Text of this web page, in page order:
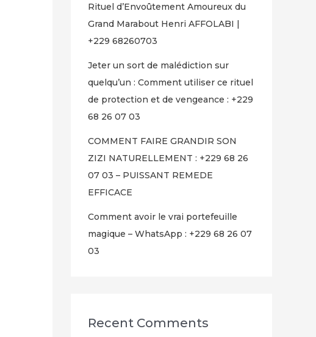
Rituel d’Envoûtement Amoureux du
Grand Marabout Henri AFFOLABI |
+229 68260703
Jeter un sort de malédiction sur
quelqu’un : Comment utiliser ce rituel
de protection et de vengeance : +229
68 26 07 03
COMMENT FAIRE GRANDIR SON
ZIZI NATURELLEMENT : +229 68 26
07 03 – PUISSANT REMEDE
EFFICACE
Comment avoir le vrai portefeuille
magique – WhatsApp : +229 68 26 07
03
Recent Comments